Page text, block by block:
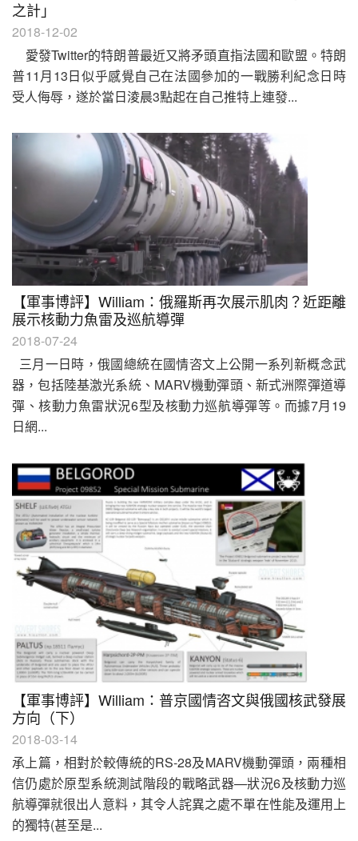
之計」
2018-12-02
愛發Twitter的特朗普最近又將矛頭直指法國和歐盟。特朗
普11月13日似乎感覺自己在法國參加的一戰勝利紀念日時
受人侮辱，遂於當日淩晨3點起在自己推特上連發...
【軍事博評】William：俄羅斯再次展示肌肉？近距離
展示核動力魚雷及巡航導彈
2018-07-24
三月一日時，俄國總統在國情咨文上公開一系列新概念武
器，包括陸基激光系統、MARV機動彈頭、新式洲際彈道導
彈、核動力魚雷狀況6型及核動力巡航導彈等。而據7月19
日網...
【軍事博評】William：普京國情咨文與俄國核武發展
方向（下）
2018-03-14
承上篇，相對於較傳統的RS-28及MARV機動彈頭，兩種相
信仍處於原型系統測試階段的戰略武器—狀況6及核動力巡
航導彈就很出人意料，其令人詫異之處不單在性能及運用上
的獨特(甚至是...